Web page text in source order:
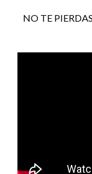
NO TE